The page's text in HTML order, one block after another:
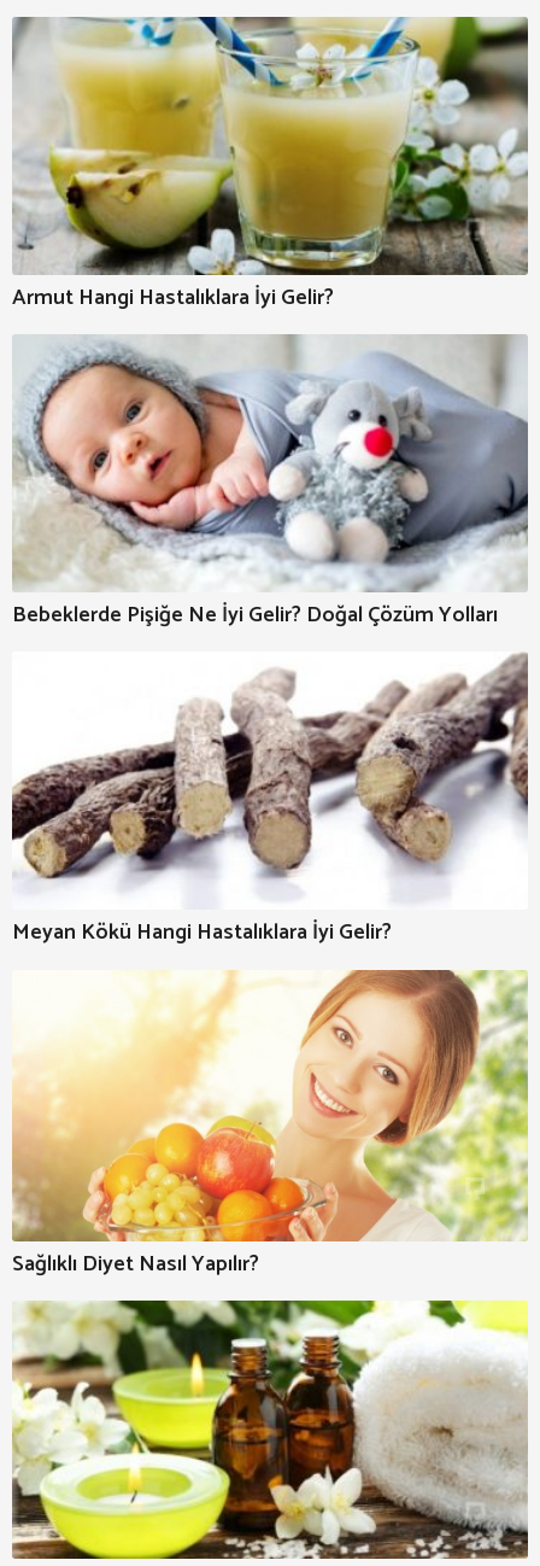
Armut Hangi Hastalıklara İyi Gelir?
Bebeklerde Pişiğe Ne İyi Gelir? Doğal Çözüm Yolları
Meyan Kökü Hangi Hastalıklara İyi Gelir?
Sağlıklı Diyet Nasıl Yapılır?